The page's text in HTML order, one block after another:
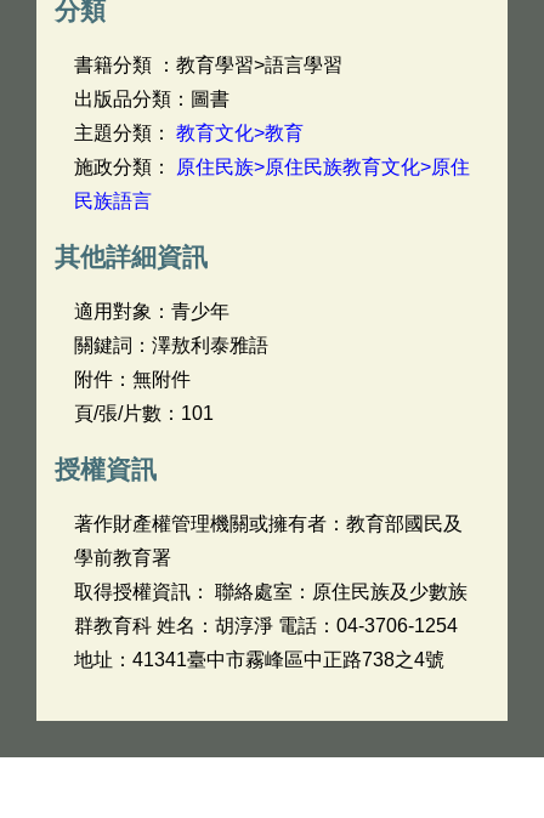
分類
書籍分類 ：教育學習>語言學習
出版品分類：圖書
主題分類： 教育文化>教育
施政分類：
原住民族>原住民族教育文化>原住
民族語言
其他詳細資訊
適用對象：青少年
關鍵詞：澤敖利泰雅語
附件：無附件
頁/張/片數：101
授權資訊
著作財產權管理機關或擁有者：教育部國民及
學前教育署
取得授權資訊： 聯絡處室：原住民族及少數族
群教育科 姓名：胡淳淨 電話：04-3706-1254
地址：41341臺中市霧峰區中正路738之4號